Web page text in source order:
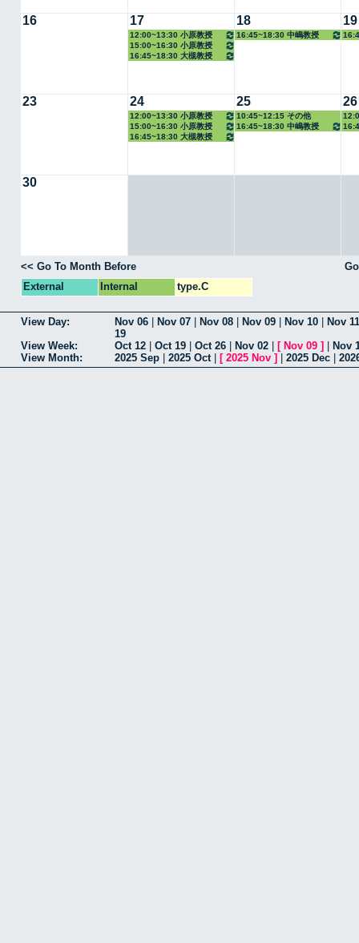
16 17
12:00~13:30 小原教授
15:00~16:30 小原教授
16:45~18:30 大槻教授
18
16:45~18:30 中嶋教授
19
23 24
12:00~13:30 小原教授
15:00~16:30 小原教授
16:45~18:30 大槻教授
25
10:45~12:15 その他
16:45~18:30 中嶋教授
26
30
<< Go To Month Before
External
Internal type.C
View Day: Nov 06 Nov 07 Nov 08 Nov 09 Nov 10
Nov 11
19
View Week:
Oct 12 Oct 19 Oct 26 Nov 02 [ Nov 09 ]
Nov
View Month:
2025 Sep 2025 Oct [ 2025 Nov ] 2025 Dec